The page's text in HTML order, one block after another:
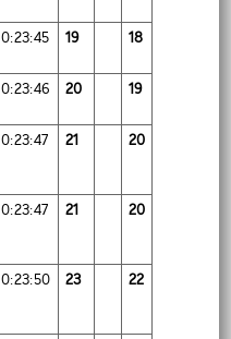
0:23:45 19 18
0:23:46 20 19
0:23:47 21 20
0:23:47 21 20
0:23:50 23 22